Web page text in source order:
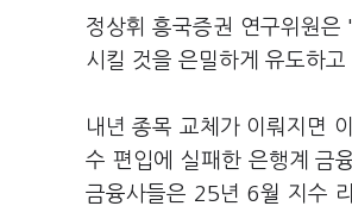
정상휘 흥국증권 연구위원은
시킬 것을 은밀하게 유도하
내년 종목 교체가 이뤄지면
수 편입에 실패한 은행계 금
금융사들은 25년 6월 지수